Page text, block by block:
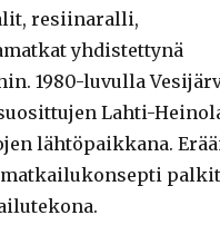
resiinaralli,
yhdistettynä
1980-luvulla
Lahti-
lähtöpaikkana.
matkailukonsepti